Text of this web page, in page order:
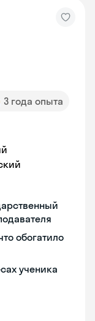
3 года опыта
обогатило
ученика